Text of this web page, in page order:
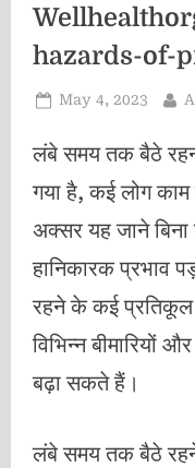
hazards-of-
Posted
May 4, 2023
लंबे समय तक बैठे
गया है, कई लोग
अक्सर यह जाने
हानिकारक प्रभाव
रहने के कई प्रतिकूल
विभिन्न बीमारियों
बढ़ा सकते हैं।
लंबे समय तक बैठे